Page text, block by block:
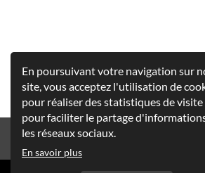
En poursuivant votre navigation sur
site, vous acceptez l'utilisation de
pour réaliser des statistiques de
pour faciliter le partage
les réseaux sociaux.
En savoir plus